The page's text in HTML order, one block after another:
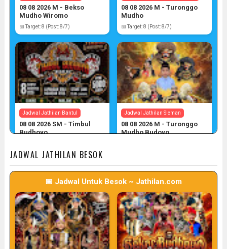
08 08 2026 M - Bekso
Mudho Wiromo
📅 Target: 8 (Post: 8/7)
08 08 2026 M - Turonggo
Mudho
📅 Target: 8 (Post: 8/7)
Jadwal Jathilan Bantul
08 08 2026 SM - Timbul
Budhoyo
Jadwal Jathilan Sleman
08 08 2026 M - Turonggo
Mudho Budoyo
Jadwal Jathilan Sleman
08 08 2026 M - Klaras Anom
Jadwal Jathilan Gunung Kidul
08 08 2026 S - Sekar
JADWAL JATHILAN BESOK
📅 Jadwal Untuk Besok ~ Jathilan.com